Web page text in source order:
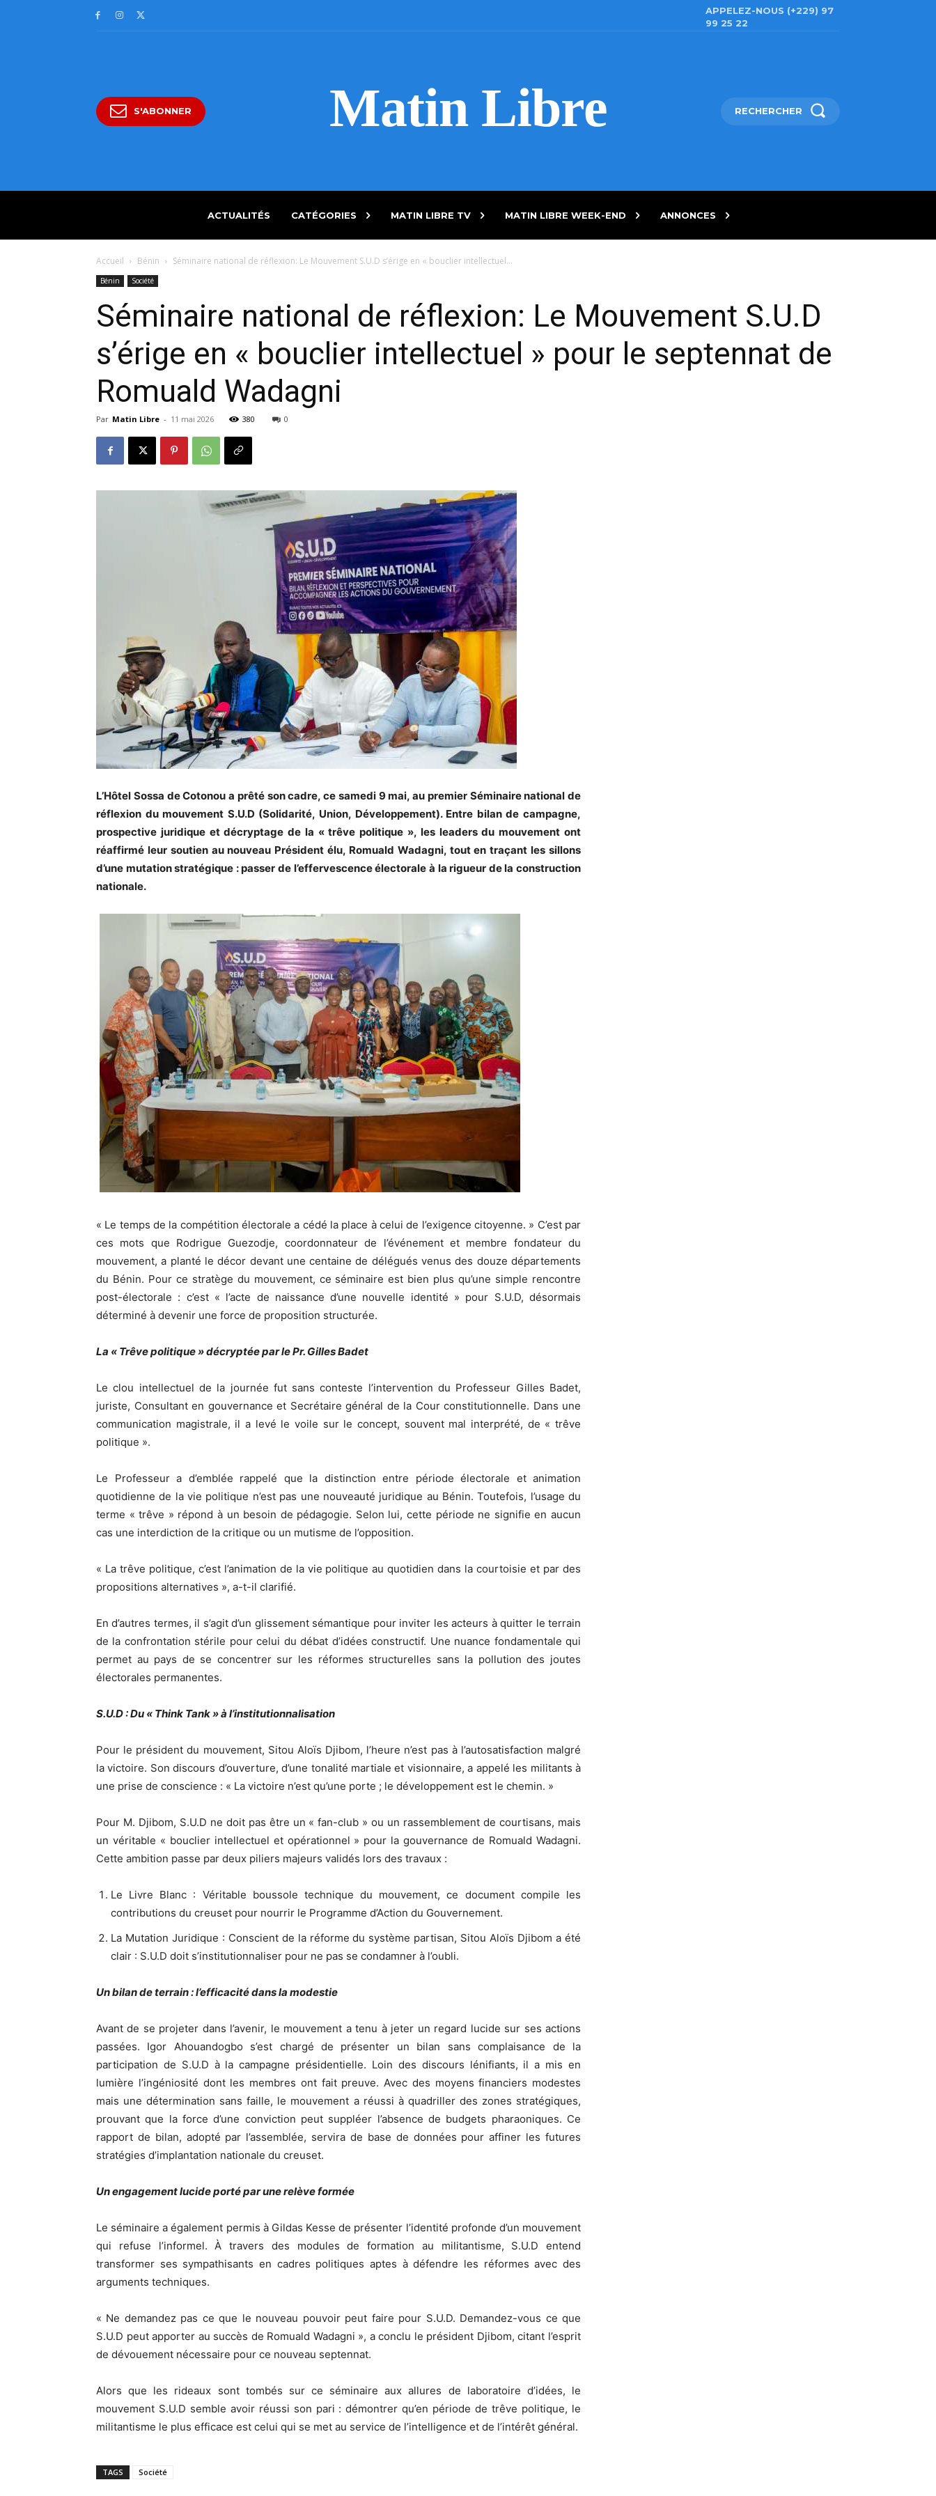
APPELEZ-NOUS (+229) 97
99 25 22
S'ABONNER Matin Libre RECHERCHER
ACTUALITÉS CATÉGORIES MATIN LIBRE TV MATIN LIBRE WEEK-END ANNONCES
Accueil Bénin Séminaire national de réflexion: Le Mouvement S.U.D s’érige en « bouclier intellectuel...
Bénin Société
Séminaire national de réflexion: Le Mouvement S.U.D
s’érige en « bouclier intellectuel » pour le septennat de
Romuald Wadagni
Par Matin Libre - 11 mai 2026 380 0
L’Hôtel Sossa de Cotonou a prêté son cadre, ce samedi 9 mai, au premier Séminaire national de
réflexion du mouvement S.U.D (Solidarité, Union, Développement). Entre bilan de campagne,
prospective juridique et décryptage de la « trêve politique », les leaders du mouvement ont
réaffirmé leur soutien au nouveau Président élu, Romuald Wadagni, tout en traçant les sillons
d’une mutation stratégique : passer de l’effervescence électorale à la rigueur de la construction
nationale.
« Le temps de la compétition électorale a cédé la place à celui de l’exigence citoyenne. » C’est par
ces mots que Rodrigue Guezodje, coordonnateur de l’événement et membre fondateur du
mouvement, a planté le décor devant une centaine de délégués venus des douze départements
du Bénin. Pour ce stratège du mouvement, ce séminaire est bien plus qu’une simple rencontre
post-électorale : c’est « l’acte de naissance d’une nouvelle identité » pour S.U.D, désormais
déterminé à devenir une force de proposition structurée.
La « Trêve politique » décryptée par le Pr. Gilles Badet
Le clou intellectuel de la journée fut sans conteste l’intervention du Professeur Gilles Badet,
juriste, Consultant en gouvernance et Secrétaire général de la Cour constitutionnelle. Dans une
communication magistrale, il a levé le voile sur le concept, souvent mal interprété, de « trêve
politique ».
Le Professeur a d’emblée rappelé que la distinction entre période électorale et animation
quotidienne de la vie politique n’est pas une nouveauté juridique au Bénin. Toutefois, l’usage du
terme « trêve » répond à un besoin de pédagogie. Selon lui, cette période ne signifie en aucun
cas une interdiction de la critique ou un mutisme de l’opposition.
« La trêve politique, c’est l’animation de la vie politique au quotidien dans la courtoisie et par des
propositions alternatives », a-t-il clarifié.
En d’autres termes, il s’agit d’un glissement sémantique pour inviter les acteurs à quitter le terrain
de la confrontation stérile pour celui du débat d’idées constructif. Une nuance fondamentale qui
permet au pays de se concentrer sur les réformes structurelles sans la pollution des joutes
électorales permanentes.
S.U.D : Du « Think Tank » à l’institutionnalisation
Pour le président du mouvement, Sitou Aloïs Djibom, l’heure n’est pas à l’autosatisfaction malgré
la victoire. Son discours d’ouverture, d’une tonalité martiale et visionnaire, a appelé les militants à
une prise de conscience : « La victoire n’est qu’une porte ; le développement est le chemin. »
Pour M. Djibom, S.U.D ne doit pas être un « fan-club » ou un rassemblement de courtisans, mais
un véritable « bouclier intellectuel et opérationnel » pour la gouvernance de Romuald Wadagni.
Cette ambition passe par deux piliers majeurs validés lors des travaux :
Le Livre Blanc : Véritable boussole technique du mouvement, ce document compile les
contributions du creuset pour nourrir le Programme d’Action du Gouvernement.
La Mutation Juridique : Conscient de la réforme du système partisan, Sitou Aloïs Djibom a été
clair : S.U.D doit s’institutionnaliser pour ne pas se condamner à l’oubli.
Un bilan de terrain : l’efficacité dans la modestie
Avant de se projeter dans l’avenir, le mouvement a tenu à jeter un regard lucide sur ses actions
passées. Igor Ahouandogbo s’est chargé de présenter un bilan sans complaisance de la
participation de S.U.D à la campagne présidentielle. Loin des discours lénifiants, il a mis en
lumière l’ingéniosité dont les membres ont fait preuve. Avec des moyens financiers modestes
mais une détermination sans faille, le mouvement a réussi à quadriller des zones stratégiques,
prouvant que la force d’une conviction peut suppléer l’absence de budgets pharaoniques. Ce
rapport de bilan, adopté par l’assemblée, servira de base de données pour affiner les futures
stratégies d’implantation nationale du creuset.
Un engagement lucide porté par une relève formée
Le séminaire a également permis à Gildas Kesse de présenter l’identité profonde d’un mouvement
qui refuse l’informel. À travers des modules de formation au militantisme, S.U.D entend
transformer ses sympathisants en cadres politiques aptes à défendre les réformes avec des
arguments techniques.
« Ne demandez pas ce que le nouveau pouvoir peut faire pour S.U.D. Demandez-vous ce que
S.U.D peut apporter au succès de Romuald Wadagni », a conclu le président Djibom, citant l’esprit
de dévouement nécessaire pour ce nouveau septennat.
Alors que les rideaux sont tombés sur ce séminaire aux allures de laboratoire d’idées, le
mouvement S.U.D semble avoir réussi son pari : démontrer qu’en période de trêve politique, le
militantisme le plus efficace est celui qui se met au service de l’intelligence et de l’intérêt général.
TAGS Société